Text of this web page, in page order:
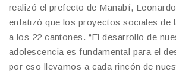
realizó el prefecto de Manabí,
enfatizó que los proyectos sociales de
a los 22 cantones. “El desarrollo de
adolescencia es fundamental para el
por eso llevamos a cada rincón de